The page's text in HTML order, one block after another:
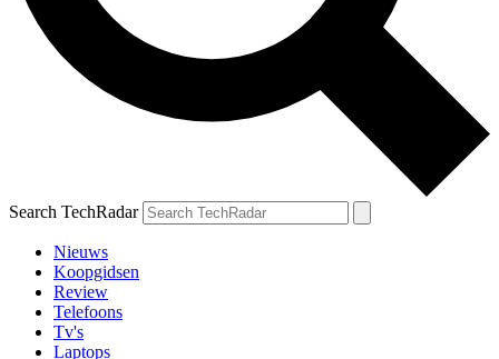
Search TechRadar
Nieuws
Koopgidsen
Review
Telefoons
Tv's
Laptops